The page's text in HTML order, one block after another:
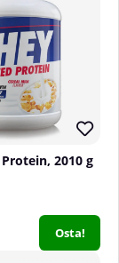
2010 g
Osta!